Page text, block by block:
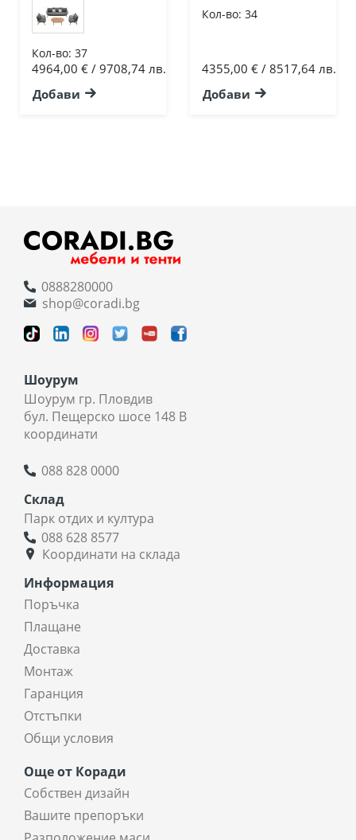
Кол-во: 37
4964,00 € / 9708,74 лв.
Добави
Кол-во: 34
4355,00 € / 8517,64 лв.
Добави
0888280000
shop@coradi.bg
Шоурум
Шоурум гр. Пловдив
бул. Пещерско шосе 148 В
координати
088 828 0000
Склад
Парк отдих и култура
088 628 8577
Координати на склада
Информация
Поръчка
Плащане
Доставка
Монтаж
Гаранция
Отстъпки
Общи условия
Още от Коради
Собствен дизайн
Вашите препоръки